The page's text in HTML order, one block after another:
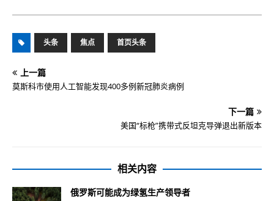
头条 焦点 首页头条
上一篇
莫斯科市使用人工智能发现400多例新冠肺炎病例
下一篇
美国“标枪”携带式反坦克导弹退出新版本
相关内容
俄罗斯可能成为绿氢生产领导者